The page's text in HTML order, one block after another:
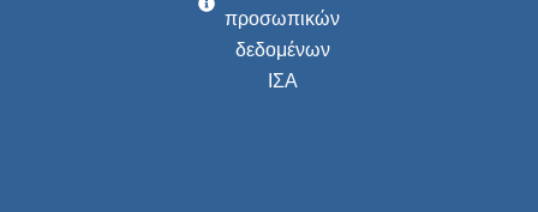
προσωπικών
δεδομένων
ΙΣΑ